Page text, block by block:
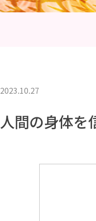
2023.10.27
人間の身体を